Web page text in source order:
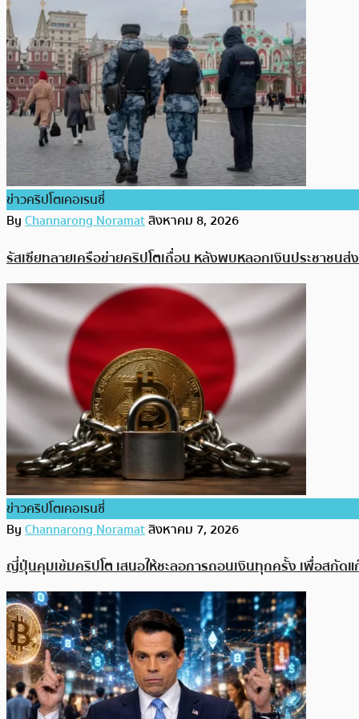
ข่าวคริปโตเคอเรนซี่
ByChannarong Noramatสิงหาคม 8, 2026
รัสเซียทลายเครือข่ายคริปโตเถื่อน หลังพบหลอกเงินประชาชนส่
ข่าวคริปโตเคอเรนซี่
ByChannarong Noramatสิงหาคม 7, 2026
ญี่ปุ่นคุมเข้มคริปโต เสนอให้ชะลอการถอนเงินทุกครั้ง เพื่อสกัด